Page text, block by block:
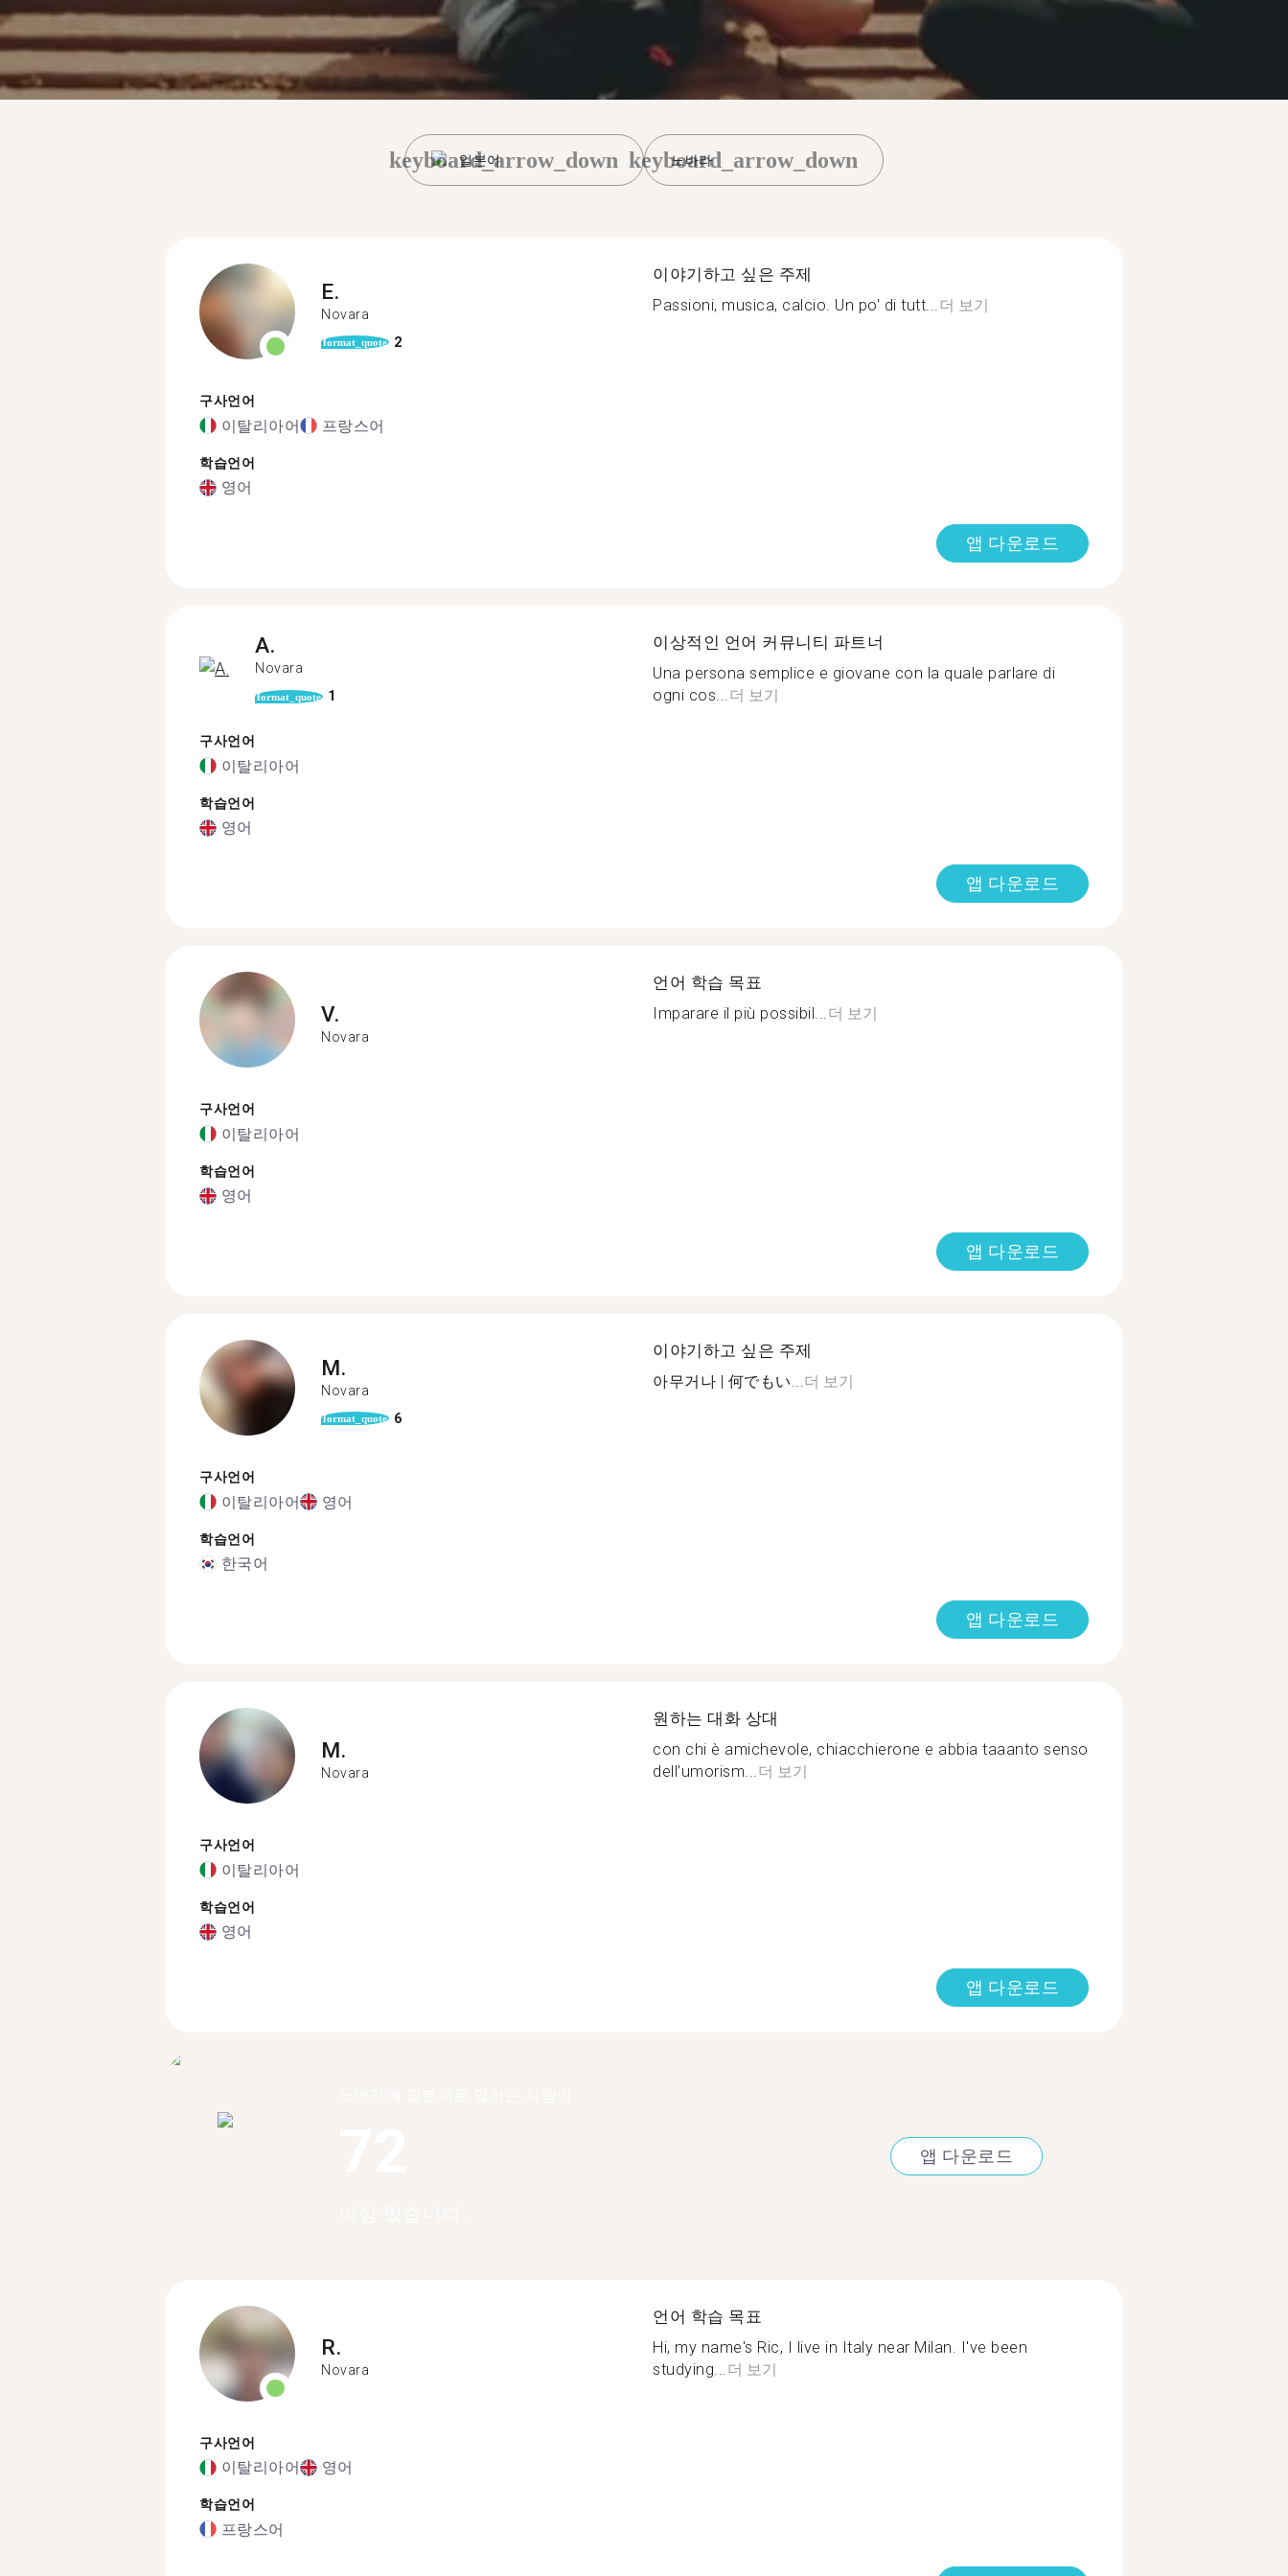
일본어
keyboard_arrow_down 노바라
keyboard_arrow_down
E.
Novara
format_quote 2
구사언어
이탈리아어 프랑스어
학습언어
영어
이야기하고 싶은 주제
Passioni, musica, calcio. Un po' di tutt...더 보기
앱 다운로드
A.
Novara
format_quote 1
구사언어
이탈리아어
학습언어
영어
이상적인 언어 커뮤니티 파트너
Una persona semplice e giovane con la quale parlare di
ogni cos...더 보기
앱 다운로드
V.
Novara
구사언어
이탈리아어
학습언어
영어
언어 학습 목표
Imparare il più possibil...더 보기
앱 다운로드
M.
Novara
format_quote 6
구사언어
이탈리아어 영어
학습언어
한국어
이야기하고 싶은 주제
아무거나 | 何でもい...더 보기
앱 다운로드
M.
Novara
구사언어
이탈리아어
학습언어
영어
원하는 대화 상대
con chi è amichevole, chiacchierone e abbia taaanto senso
dell’umorism...더 보기
앱 다운로드
앱 다운로드
R.
Novara
구사언어
이탈리아어 영어
학습언어
프랑스어
언어 학습 목표
Hi, my name's Ric, I live in Italy near Milan. I've been
studying... 더 보기